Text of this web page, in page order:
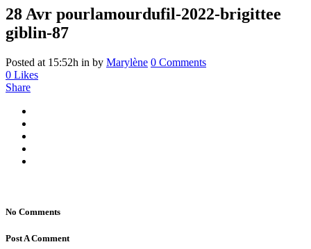
28 Avr pourlamourdufil-2022-brigittee
giblin-87
Posted at 15:52h in by Marylène 0 Comments
0 Likes
Share
No Comments
Post A Comment